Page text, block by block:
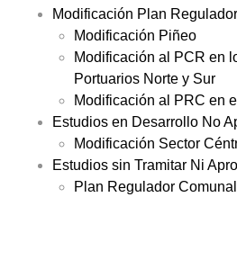
Modificación Plan
Modificación Piñeo
Modificación al PCR en
Portuarios Norte y Sur
Modificación al PRC en
Estudios en Desarrollo No
Modificación Sector
Estudios sin Tramitar Ni
Plan Regulador Comunal